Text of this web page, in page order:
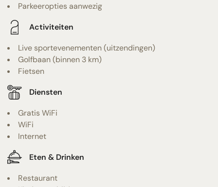
Parkeeropties aanwezig
Activiteiten
Live sportevenementen (uitzendingen)
Golfbaan (binnen 3 km)
Fietsen
Diensten
Gratis WiFi
WiFi
Internet
Eten & Drinken
Restaurant